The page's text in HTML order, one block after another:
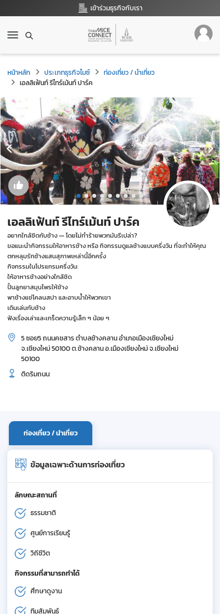
เข้าร่วมธุรกิจกับเรา
T
g
g
l
e
n
v
i
g
a
t
i
o
n
หน้าหลัก ประเภทธุรกิจไมซ์
ท่องเที่ยว / นำเที่ยว
เอลลิเฟ้นท์ รีไทร์เม้นท์ ปาร์ค
เอลลิเฟ้นท์ รีไทร์เม้นท์ ปาร์ค
อยากใกล้ชิดกับช้าง — โดยไม่ทำร้ายพวกมันรึเปล่า?
ขอแนะนำกิจกรรมให้อาหารช้าง หรือ กิจกรรมดูแลช้างแบบครึ่งวัน ที่จะทำให้คุณ
ตกหลุมรักช้างแสนสุภาพเหล่านี้อีกครั้ง
กิจกรรมในโปรแกรมครึ่งวัน:
ให้อาหารช้างอย่างใกล้ชิด
ปั้นลูกยาสมุนไพรให้ช้าง
พาช้างแช่โคลนสปา และอาบน้ำให้พวกเขา
เดินเล่นกับช้าง
ฟังเรื่องเล่าและเกร็ดความรู้เล็ก ๆ น้อย ๆ
5 ซอย5 ถนนคชสาร ตำบลช้างคลาน อำเภอเมืองเชียงใหม่
จ.เชียงใหม่ 50100 ต.ช้างคลาน อ.เมืองเชียงใหม่ จ.เชียงใหม่
50100
ติดริมถนน
ท่องเที่ยว / นำเที่ยว
ข้อมูลเฉพาะด้านการท่องเที่ยว
ลักษณะสถานที่
ธรรมชาติ
ศูนย์การเรียนรู้
วิถีชีวิต
กิจกรรมที่สามารถทำได้
ศึกษาดูงาน
ทีมสัมพันธ์